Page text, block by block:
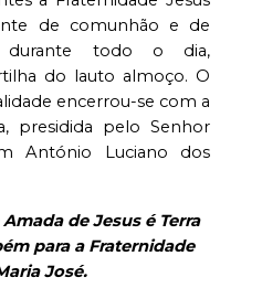
de comunhão e de
durante todo o dia,
do lauto almoço. O
encerrou-se com a
presidida pelo Senhor
António Luciano dos
de Jesus é Terra
para a Fraternidade
José.